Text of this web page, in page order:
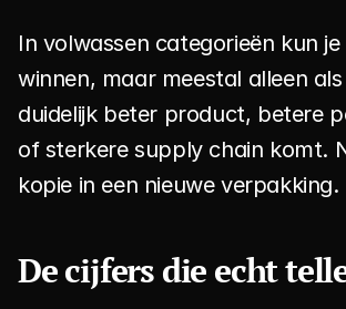
In volwassen categorieën kun
winnen, maar meestal alleen
duidelijk beter product, betere
of sterkere supply chain komt.
kopie in een nieuwe verpakking.
De cijfers die echt